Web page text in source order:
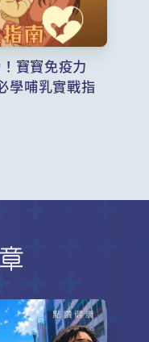
寶寶免疫力
學哺乳實戰指